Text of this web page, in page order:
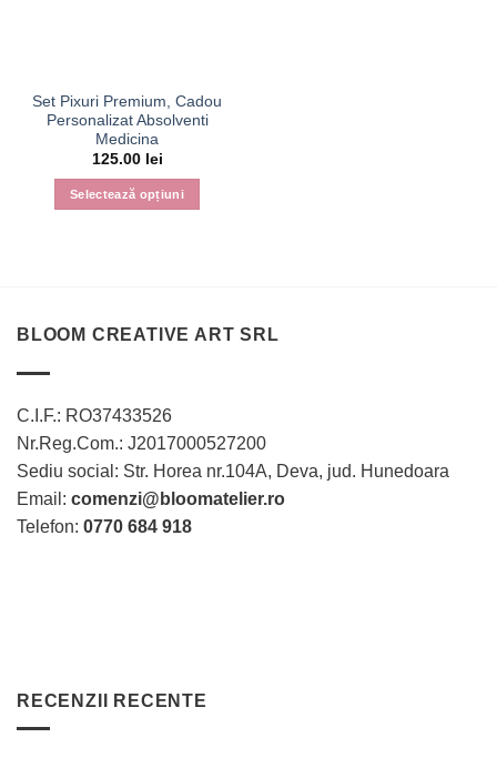
Set Pixuri Premium, Cadou
Personalizat Absolventi
Medicina
125.00 lei
Selectează opțiuni
BLOOM CREATIVE ART SRL
C.I.F.: RO37433526
Nr.Reg.Com.: J2017000527200
Sediu social: Str. Horea nr.104A, Deva, jud. Hunedoara
Email: comenzi@bloomatelier.ro
Telefon: 0770 684 918
RECENZII RECENTE